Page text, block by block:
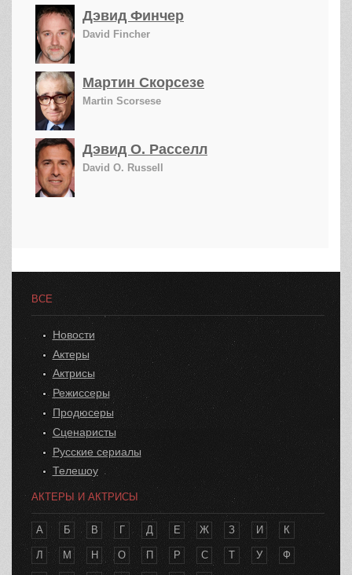
Дэвид Финчер
David Fincher
Мартин Скорсезе
Martin Scorsese
Дэвид О. Расселл
David O. Russell
ВСЕ
Новости
Актеры
Актрисы
Режиссеры
Продюсеры
Сценаристы
Русские сериалы
Телешоу
АКТЕРЫ И АКТРИСЫ
А Б В Г Д Е Ж З И К
Л М Н О П Р С Т У Ф